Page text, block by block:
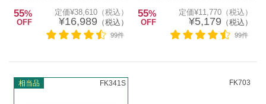
55%
OFF
定価¥38,610（税込）
¥16,989 （税込）
99件
55%
OFF
定価¥11,770（税込）
¥5,179 （税込）
99件
相当品 FK341S FK703